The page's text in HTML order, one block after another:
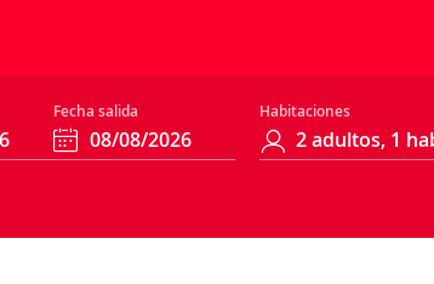
Fecha salida Habitaciones